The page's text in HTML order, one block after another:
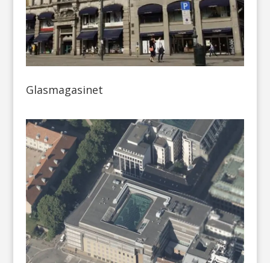
Glasmagasinet